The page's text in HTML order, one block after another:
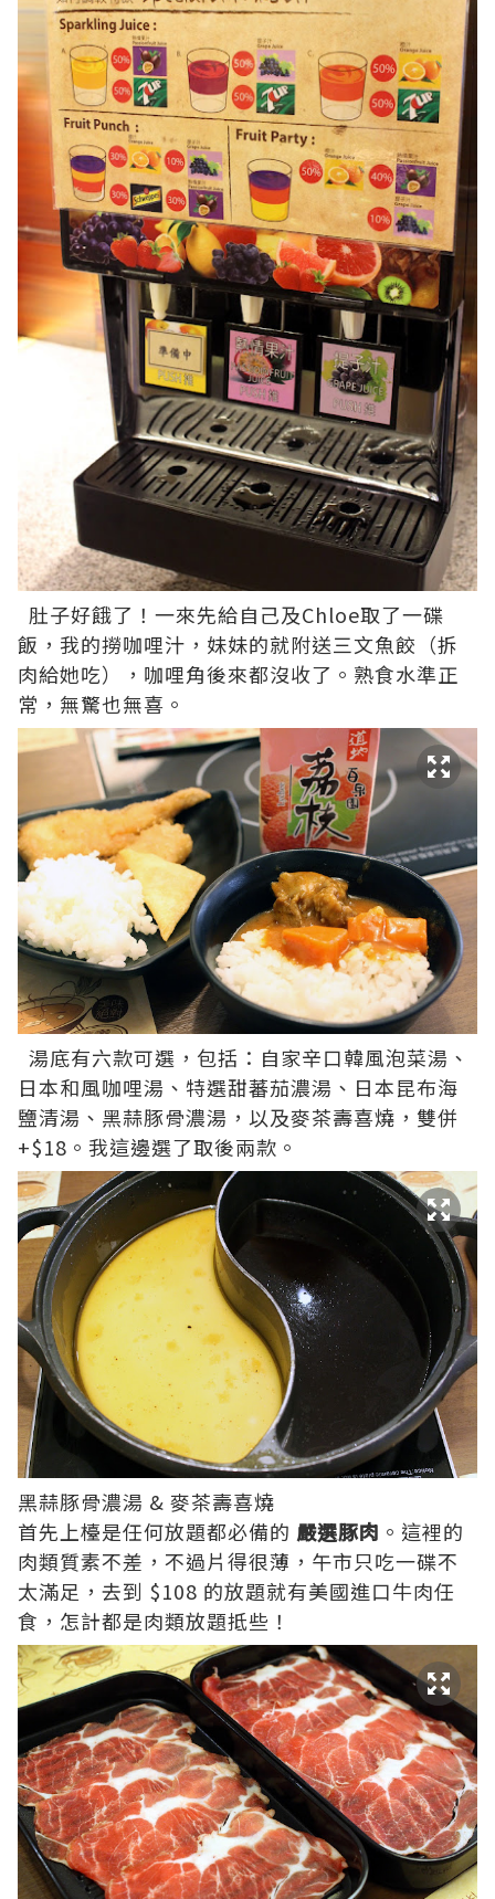
肚子好餓了！一來先給自己及Chloe取了一碟
飯，我的撈咖哩汁，妹妹的就附送三文魚餃（拆
肉給她吃），咖哩角後來都沒收了。熟食水準正
常，無驚也無喜。
湯底有六款可選，包括：自家辛口韓風泡菜湯、
日本和風咖哩湯、特選甜蕃茄濃湯、日本昆布海
鹽清湯、黑蒜豚骨濃湯，以及麥茶壽喜燒，雙併
+$18。我這邊選了取後兩款。
黑蒜豚骨濃湯 & 麥茶壽喜燒
首先上檯是任何放題都必備的 嚴選豚肉 。這裡的
肉類質素不差，不過片得很薄，午市只吃一碟不
太滿足，去到 $108 的放題就有美國進口牛肉任
食，怎計都是肉類放題抵些！